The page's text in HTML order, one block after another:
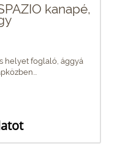
kanapé,
helyet foglaló, ággyá